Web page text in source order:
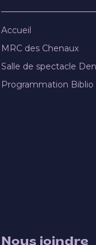
Accueil
MRC des Chenaux
Salle de spectacle
Programmation Biblio
Nous joindre